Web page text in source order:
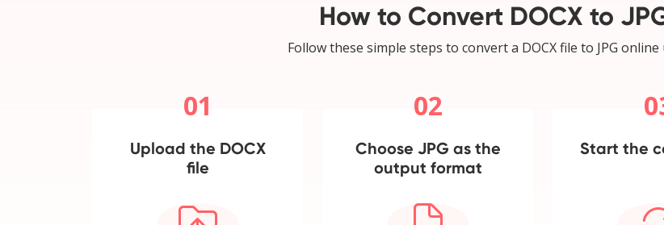
How to Convert DOCX to
Follow these simple steps to convert a DOCX file to JPG
01
Upload the DOCX
file
02
Choose JPG as the
output format
Start the